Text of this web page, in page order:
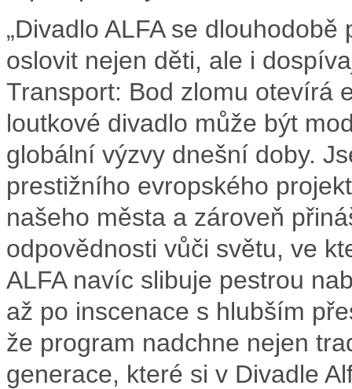
„Divadlo ALFA se
oslovit nejen děti, ale i
Transport: Bod zlomu otevírá
loutkové divadlo může být
globální výzvy dnešní doby.
prestižního evropského
našeho města a zároveň
odpovědnosti vůči světu, ve
ALFA navíc slibuje pestrou
až po inscenace s hlubším
že program nadchne nejen
generace, které si v Divadle